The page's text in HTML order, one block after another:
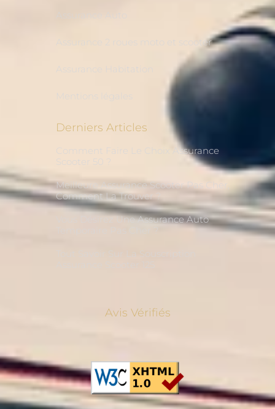
Assurance Auto
Assurance 2 roues moto et scooter
Assurance Habitation
Mentions légales
Derniers Articles
Comment Faire Le Choix Assurance
Scooter 50 ?
Meilleure Assurance Scooter Pas Cher,
Comment La Trouver ?
Vous Désirez Une Assurance Auto
Tout Savoir Sur La Souscription
Assurance Scooter 125
Avis Vérifiés